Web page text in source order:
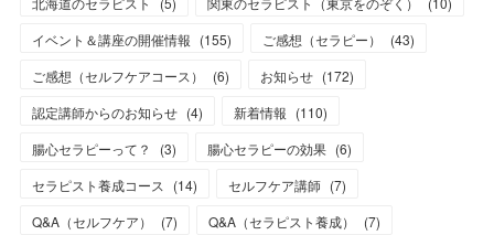
イベント＆講座の開催情報 (155) ご感想（セラピー） (43)
ご感想（セルフケアコース）
(6) お知らせ (172)
認定講師からのお知らせ (4) 新着情報 (110)
腸心セラピーって？
(3) 腸心セラピーの効果 (6)
セラピスト養成コース
(14) セルフケア講師 (7)
Q&A（セルフケア）
(7) Q&A（セラピスト養成） (7)